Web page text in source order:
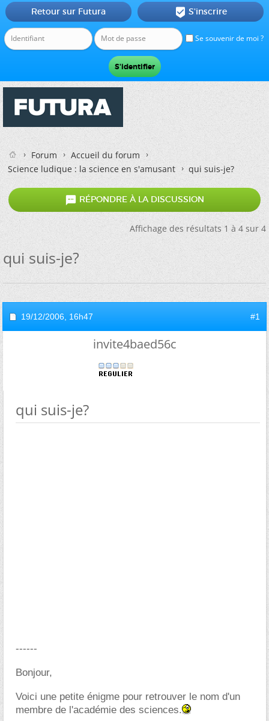
Se souvenir de moi ?
Retour sur Futura  S'inscrire
Forum
Accueil du forum
Science ludique : la science en s'amusant
qui suis-je?
 RÉPONDRE À LA DISCUSSION
Affichage des résultats 1 à 4 sur 4
qui suis-je?
19/12/2006, 16h47 #1
invite4baed56c
qui suis-je?
------
Bonjour,
Voici une petite énigme pour retrouver le nom d'un
membre de l'académie des sciences.